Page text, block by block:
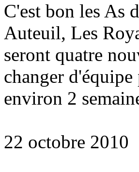
C'est bon les As
Auteuil, Les
seront quatre
changer
environ 2
22 octobre 2010